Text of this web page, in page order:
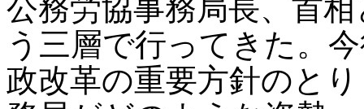
公務労協事務局長、首
う三層で行ってきた。
政改革の重要方針のと